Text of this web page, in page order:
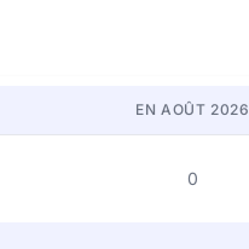
EN AOÛT 2026
0